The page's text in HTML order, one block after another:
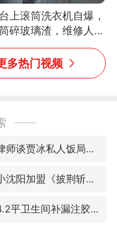
上滚筒洗衣机自爆，
碎玻璃渣，维修人员
人为原因，从未见过
机自爆
多热门视频
律师谈贾冰私人饭局被偷拍
小沈阳加盟《披荆斩棘》
4.2平卫生间补漏注胶花1.55万